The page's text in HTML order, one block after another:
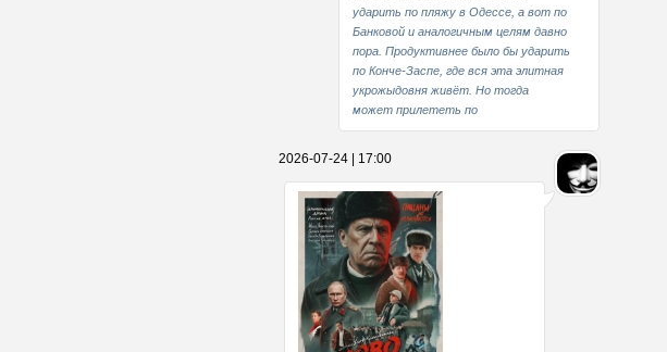
ударить по пляжу в Одессе, а вот по
Банковой и аналогичным целям давно
пора. Продуктивнее было бы ударить
по Конче-Заспе, где вся эта элитная
укрожыдовня живёт. Но тогда
может прилететь по
2026-07-24 | 17:00